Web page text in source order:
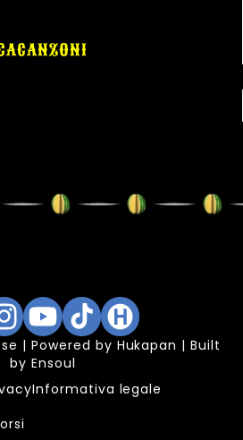
CANZONI
YouTubeTikTokHukapan
| Powered by Hukapan | Built
byEnsoul
Informativa legale